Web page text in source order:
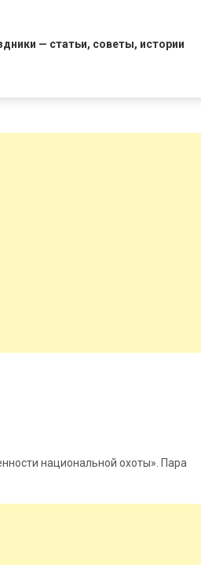
— статьи, советы, истории
национальной охоты». Пара